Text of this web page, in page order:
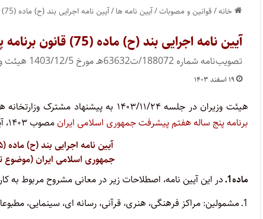
خانه/قوانین و مصوبات/آیین نامه ها/آیین نامه اجرایی بند (ح) ماده (75) قانون برنامه پنج ساله هفتم پیشرفت جمهوری اسلامی ایران
آیین نامه اجرایی بند (ح) ماده (75) قانون برنامه پنج ساله هفتم پیشرفت جمهوری اسلامی ایران
تصویب‌نامه شماره 188072/ت63632هـ مورخ 1403/12/5 هیئت وزیران
۱۹ اسفند ۱۴۰۳
هیئت وزیران در جلسه ۱۴۰۳/۱۱/۲۴ به پیشنهاد مشترک وزارتخانه های نیرو، نفت و فرهنگ و ارشاد اسلامی و به استناد بند (ح) ماده (۷۵)
برنامه پنج ساله هفتم پیشرفت جمهوری اسلامی ایران مصوب ۱۴۰۳، آیین نامه اجرایی بند مذکور را به شرح زیر تصویب کرد:
آیین نامه اجرایی بند (ح) ماده (۷۵) قانون برنامه پنج ساله هفتم پیشرفت
جمهوری اسلامی ایران (موضوع
ماده1ـ
در این آیین نامه، اصطلاحات زیر در معانی مشروح مربوط به
1ـ مشمولین: مراکز فرهنگی، هنری، قرآنی، رسانه ای، سینمایی، مطبوعاتی و تبلیغی ـ دینی دارای مجوز از مراجع ذی صلاح.